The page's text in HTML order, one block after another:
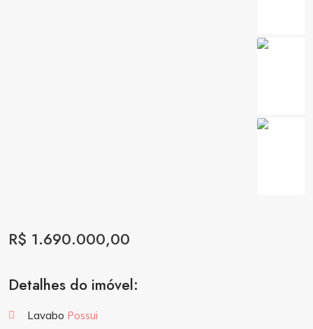
R$ 1.690.000,00
Detalhes do imóvel:
Lavabo Possui